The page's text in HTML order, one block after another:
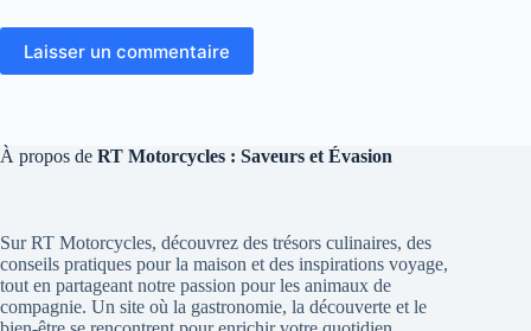
Laisser un commentaire
À propos de RT Motorcycles : Saveurs et Évasion
Sur RT Motorcycles, découvrez des trésors culinaires, des
conseils pratiques pour la maison et des inspirations voyage,
tout en partageant notre passion pour les animaux de
compagnie. Un site où la gastronomie, la découverte et le